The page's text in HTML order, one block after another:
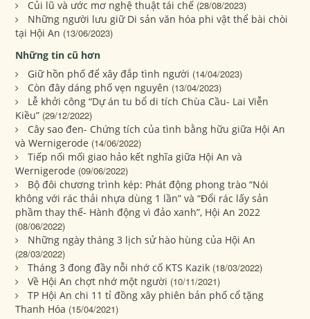
Củi lũ và ước mơ nghệ thuật tái chế (28/08/2023)
Những người lưu giữ Di sản văn hóa phi vật thể bài chòi
tại Hội An (13/06/2023)
Những tin cũ hơn
Giữ hồn phố để xây đắp tình người (14/04/2023)
Còn đây dáng phố vẹn nguyên (13/04/2023)
Lễ khởi công “Dự án tu bổ di tích Chùa Cầu- Lai Viễn
Kiều” (29/12/2022)
Cây sao đen- Chứng tích của tình bằng hữu giữa Hội An
và Wernigerode (14/06/2022)
Tiếp nối mối giao hảo kết nghĩa giữa Hội An và
Wernigerode (09/06/2022)
Bộ đôi chương trình kép: Phát động phong trào “Nói
không với rác thải nhựa dùng 1 lần” và “Đổi rác lấy sản
phầm thay thế- Hành động vì đảo xanh”, Hội An 2022
(08/06/2022)
Những ngày tháng 3 lịch sử hào hùng của Hội An
(28/03/2022)
Tháng 3 đong đầy nỗi nhớ cố KTS Kazik (18/03/2022)
Về Hội An chợt nhớ một người (10/11/2021)
TP Hội An chi 11 tỉ đồng xây phiên bản phố cổ tặng
Thanh Hóa (15/04/2021)